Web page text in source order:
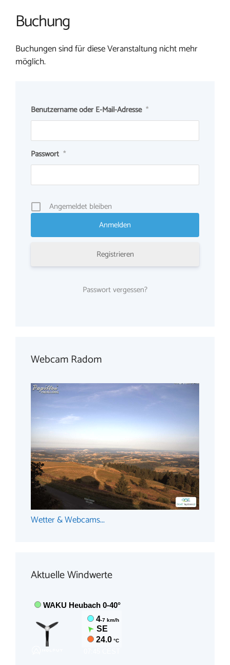
Buchung
Buchungen sind für diese Veranstaltung nicht mehr
möglich.
Benutzername oder E-Mail-Adresse *
Passwort *
Angemeldet bleiben
Registrieren
Passwort vergessen?
Webcam Radom
Wetter & Webcams...
Aktuelle Windwerte